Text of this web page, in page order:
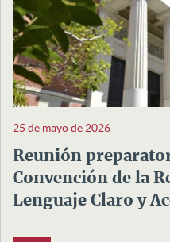
25 de mayo de 2026
Reunión
Convención de la
Lenguaje Claro y